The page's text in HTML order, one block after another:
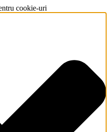
cookie-uri